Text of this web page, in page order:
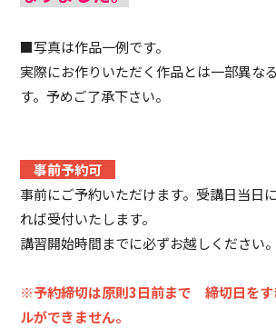
■写真は作品一例です。
実際にお作りいただく作品とは一部異な
す。予めご了承下さい。
事前予約可
事前にご予約いただけます。受講日当日
れば受付いたします。
講習開始時間までに必ずお越しください。
※予約締切は原則3日前まで 締切日をす
ルができません。